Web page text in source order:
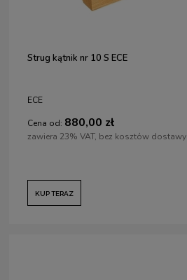
Strug kątnik nr 10 S ECE
ECE
Cena od: 880,00 zł
zawiera 23% VAT, bez kosztów dostawy
KUP TERAZ